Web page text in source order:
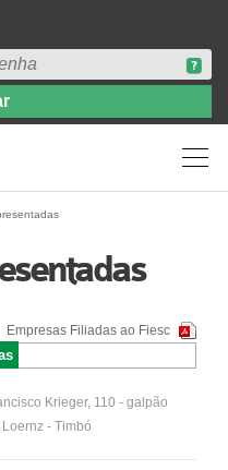
Empresas Filiadas ao Fiesc
Krieger, 110 - galpão
Loernz - Timbó